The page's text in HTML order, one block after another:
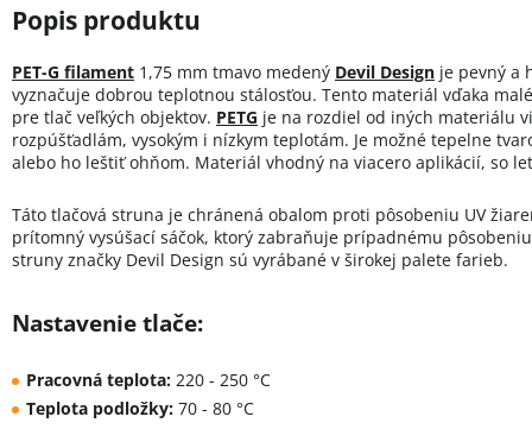
PET-G filament 1,75 mm tmavo medený Devil Design je pevný a
vyznačuje dobrou teplotnou stálosťou. Tento materiál vďaka
pre tlač veľkých objektov. PETG je na rozdiel od iných materiálu
rozpúšťadlám, vysokým i nízkym teplotám. Je možné tepelne
alebo ho leštiť ohňom. Materiál vhodný na viacero aplikácií, so
Táto tlačová struna je chránená obalom proti pôsobeniu UV
prítomný vysúšací sáčok, ktorý zabraňuje prípadnému
struny značky Devil Design sú vyrábané v širokej palete farieb.
Nastavenie tlače:
Pracovná teplota: 220 - 250 °C
Teplota podložky: 70 - 80 °C